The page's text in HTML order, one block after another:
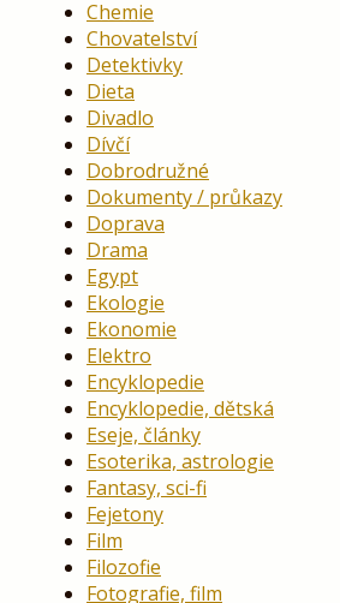
Chemie
Chovatelství
Detektivky
Dieta
Divadlo
Dívčí
Dobrodružné
Dokumenty / průkazy
Doprava
Drama
Egypt
Ekologie
Ekonomie
Elektro
Encyklopedie
Encyklopedie, dětská
Eseje, články
Esoterika, astrologie
Fantasy, sci-fi
Fejetony
Film
Filozofie
Fotografie, film